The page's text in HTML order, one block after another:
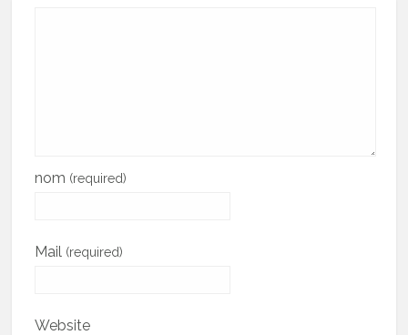
nom (required)
Mail (required)
Website